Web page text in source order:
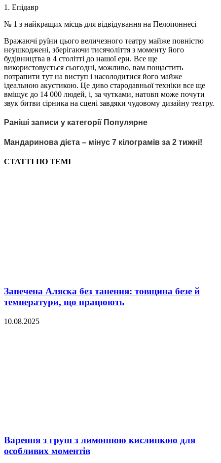
1. Епідавр
№ 1 з найкращих місць для відвідування на Пелопоннесі
Вражаючі руїни цього величезного театру майже повністю
неушкоджені, зберігаючи тисячоліття з моменту його
будівництва в 4 столітті до нашої ери. Все ще
використовується сьогодні, можливо, вам пощастить
потрапити тут на виступ і насолодитися його майже
ідеальною акустикою. Це диво стародавньої техніки все ще
вміщує до 14 000 людей, і, за чутками, натовп може почути
звук битви сірника на сцені завдяки чудовому дизайну театру.
Раніші записи у категорії Популярне
Мандаринова дієта – мінус 7 кілограмів за 2 тижні!
СТАТТІ ПО ТЕМІ
Запечена Аляска без танення: товщина безе й
температури, що працюють
10.08.2025
Варення з груш з лимонною кислинкою для
особливих моментів